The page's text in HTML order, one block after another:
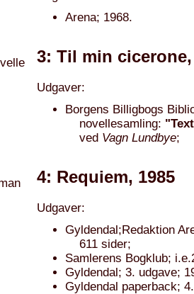
Arena; 1968.
3: Til min cicerone,
Udgaver:
Borgens Billigbogs
novellesamling:
ved Vagn Lundbye;
4: Requiem, 1985
Udgaver:
Gyldendal;Redaktion
611 sider;
Samlerens Bogklub;
Gyldendal; 3. udgave;
Gyldendal paperback;